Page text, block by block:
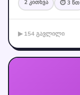
2 კითხვა ⏱ 3 წთ
▶ 154 გავლილი